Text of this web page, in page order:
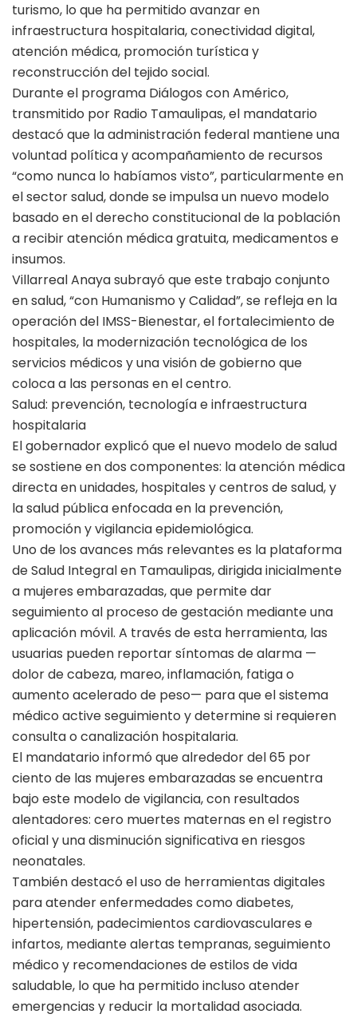
turismo, lo que ha permitido avanzar en
infraestructura hospitalaria, conectividad digital,
atención médica, promoción turística y
reconstrucción del tejido social.
Durante el programa Diálogos con Américo,
transmitido por Radio Tamaulipas, el mandatario
destacó que la administración federal mantiene una
voluntad política y acompañamiento de recursos
“como nunca lo habíamos visto”, particularmente en
el sector salud, donde se impulsa un nuevo modelo
basado en el derecho constitucional de la población
a recibir atención médica gratuita, medicamentos e
insumos.
Villarreal Anaya subrayó que este trabajo conjunto
en salud, “con Humanismo y Calidad”, se refleja en la
operación del IMSS-Bienestar, el fortalecimiento de
hospitales, la modernización tecnológica de los
servicios médicos y una visión de gobierno que
coloca a las personas en el centro.
Salud: prevención, tecnología e infraestructura
hospitalaria
El gobernador explicó que el nuevo modelo de salud
se sostiene en dos componentes: la atención médica
directa en unidades, hospitales y centros de salud, y
la salud pública enfocada en la prevención,
promoción y vigilancia epidemiológica.
Uno de los avances más relevantes es la plataforma
de Salud Integral en Tamaulipas, dirigida inicialmente
a mujeres embarazadas, que permite dar
seguimiento al proceso de gestación mediante una
aplicación móvil. A través de esta herramienta, las
usuarias pueden reportar síntomas de alarma —
dolor de cabeza, mareo, inflamación, fatiga o
aumento acelerado de peso— para que el sistema
médico active seguimiento y determine si requieren
consulta o canalización hospitalaria.
El mandatario informó que alrededor del 65 por
ciento de las mujeres embarazadas se encuentra
bajo este modelo de vigilancia, con resultados
alentadores: cero muertes maternas en el registro
oficial y una disminución significativa en riesgos
neonatales.
También destacó el uso de herramientas digitales
para atender enfermedades como diabetes,
hipertensión, padecimientos cardiovasculares e
infartos, mediante alertas tempranas, seguimiento
médico y recomendaciones de estilos de vida
saludable, lo que ha permitido incluso atender
emergencias y reducir la mortalidad asociada.